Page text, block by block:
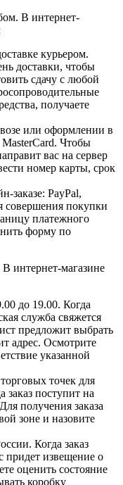
В интернет-
курьером.
доставки, чтобы
сдачу с любой
получаете
или оформлении в
Чтобы
вас на сервер
номер карты, срок
заказе: PayPal,
совершения покупки
платежного
форму по
интернет-магазине
до 19.00. Когда
служба свяжется
предложит выбрать
адрес. Осмотрите
указанной
точек для
заказ поступит на
получения заказа
зоне и назовите
Когда заказ
придет извещение о
оценить состояние
коробку